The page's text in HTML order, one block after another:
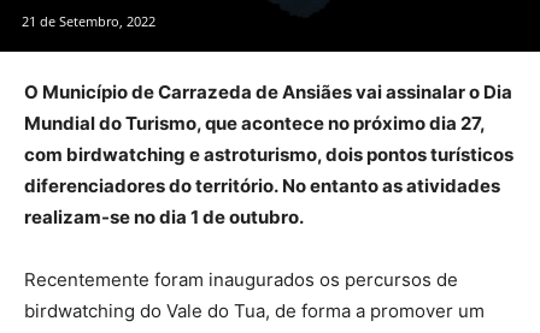
21 de Setembro, 2022
O Município de Carrazeda de Ansiães vai assinalar o Dia
Mundial do Turismo, que acontece no próximo dia 27,
com birdwatching e astroturismo, dois pontos turísticos
diferenciadores do território. No entanto as atividades
realizam-se no dia 1 de outubro.
Recentemente foram inaugurados os percursos de
birdwatching do Vale do Tua, de forma a promover um